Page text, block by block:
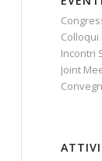
Colloqui
Incontri
Joint